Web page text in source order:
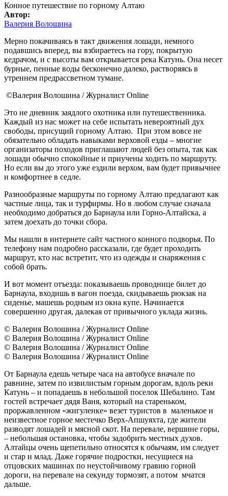
Конное путешествие по горному Алтаю
Автор:
Валерия Волошина
Мерно покачиваясь в такт движения лошади, немного
подавшись вперед, вы взбираетесь на гору, покрытую
кедрачом, и с высоты вам открывается река Катунь. Она несет
бурные, пенные воды бесконечно далеко, растворяясь в
утреннем предрассветном тумане.​
©Валерия Волошина / Журналист Online
Это не дневник заядлого охотника или путешественника.
Каждый из нас может на себе испытать невероятный дух
свободы, присущий горному Алтаю. При этом вовсе не
обязательно обладать навыками верховой езды – многие
организаторы походов приглашают людей без опыта, так как
лошади обычно спокойные и приучены ходить по маршруту.
Но если вы до этого уже ездили верхом, вам будет привычнее
и комфортнее в седле.
Разнообразные маршруты по горному Алтаю предлагают как
частные лица, так и турфирмы. Но в любом случае сначала
необходимо добраться до Барнаула или Горно-Алтайска, а
затем доехать до точки сбора.
Мы нашли в интернете сайт частного конного подворья. По
телефону нам подробно рассказали, где будет проходить
маршрут, кто нас встретит, что из одежды и снаряжения с
собой брать.
И вот момент отъезда: показываешь проводнице билет до
Барнаула, входишь в вагон поезда, скидываешь рюкзак на
сиденье, машешь родным из окна купе. Начинается
совершенно другая, далекая от привычного уклада жизнь.
© Валерия Волошина / Журналист Online
© Валерия Волошина / Журналист Online
© Валерия Волошина / Журналист Online
© Валерия Волошина / Журналист Online
От Барнаула едешь четыре часа на автобусе вначале по
равнине, затем по извилистым горным дорогам, вдоль реки
Катунь – и попадаешь в небольшой поселок Шебалино. Там
гостей встречает дядя Ваня, который на стареньком,
проржавленном «жигуленке» везет туристов в маленькое и
неизвестное горное местечко Верх-Апшуяхта, где жители
разводят лошадей и мясной скот. На перевале, вершине горы,
– небольшая остановка, чтобы задобрить местных духов.
Алтайцы очень щепетильно относятся к обычаям, им следует
и стар и млад. Даже горячие подростки, несущиеся на
отцовских машинах по неустойчивому гравию горной
дороги, на перевале на секунду тормозят, а потом мчатся
дальше.